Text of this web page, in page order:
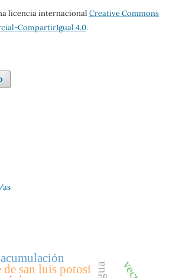
licencia internacional Creative Commons
CompartirIgual 4.0.
de san luis potosí agua